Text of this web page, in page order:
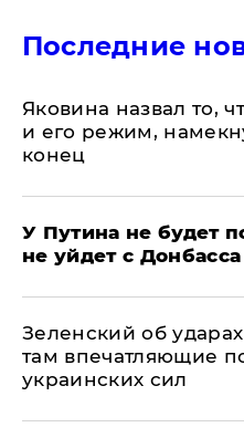
Последние
Яковина назвал то,
и его режим,
конец
У Путина не будет
не уйдет с
Зеленский об
там впечатляющие
украинских сил